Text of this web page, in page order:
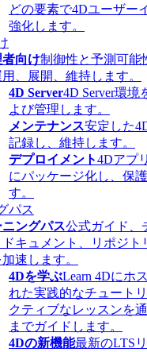
どの要素で4Dユーザー
強化します。
向け制御性と予測可能
用、展開、維持します。
4D Server4D Server環境
よび管理します。
メンテナンス安定した
記録し、維持します。
デプロイメント4Dアプ
にパッケージ化し、保
す。
パス
ニングパス公式ガイド、
キュメント、リポジト
速します。
4Dを学ぶLearn 4Dにホ
れた実践的なチュート
クティブなレッスンを
までガイドします。
4Dの新機能最新のLTS